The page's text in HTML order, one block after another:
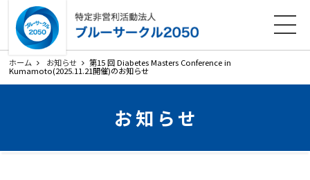
ホーム お知らせ 第15 回 Diabetes Masters Conference in
Kumamoto(2025.11.21開催)のお知らせ
お知らせ
ホーム
活動内容 各種ダウンロード
会員募集 お知らせ